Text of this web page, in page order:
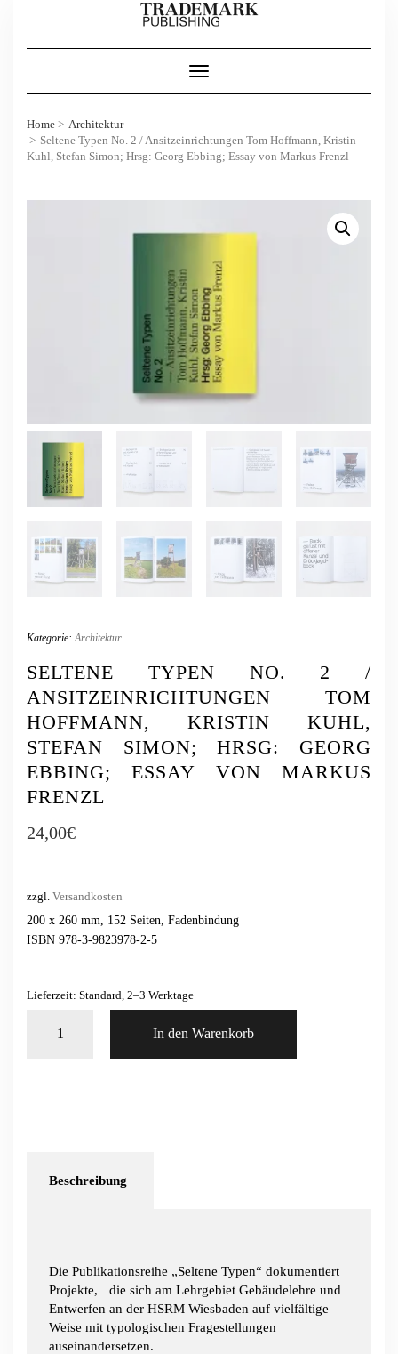
Toggle Navigation
Home
Architektur
Seltene Typen No. 2 / Ansitzeinrichtungen Tom Hoffmann, Kristin
Kuhl, Stefan Simon; Hrsg: Georg Ebbing; Essay von Markus Frenzl
Kategorie:Architektur
SELTENE TYPEN NO. 2 /
ANSITZEINRICHTUNGEN TOM
HOFFMANN, KRISTIN KUHL,
STEFAN SIMON; HRSG: GEORG
EBBING; ESSAY VON MARKUS
FRENZL
24,00€
zzgl. Versandkosten
200 x 260 mm, 152 Seiten, Fadenbindung
ISBN 978-3-9823978-2-5
Lieferzeit: Standard, 2–3 Werktage
Kristin
Georg
Ebbing;
Essay
Markus
In den Warenkorb
Beschreibung
Die Publikationsreihe „Seltene Typen“ dokumentiert
Projekte, die sich am Lehrgebiet Gebäudelehre und
Entwerfen an der HSRM Wiesbaden auf vielfältige
Weise mit typologischen Fragestellungen
auseinandersetzen.